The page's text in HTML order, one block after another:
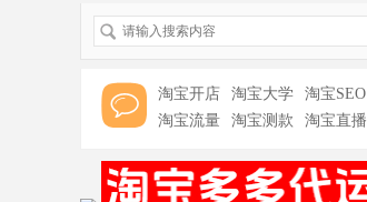
淘宝开店 淘宝大学
淘宝SEO
淘宝流量
淘宝测款 淘宝直播